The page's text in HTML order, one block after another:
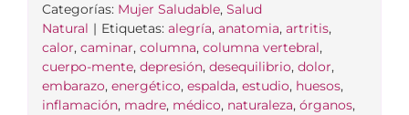
Categorías: Mujer Saludable, Salud
Natural | Etiquetas: alegría, anatomia, artritis,
calor, caminar, columna, columna vertebral,
cuerpo-mente, depresión, desequilibrio, dolor,
embarazo, energético, espalda, estudio, huesos,
inflamación, madre, médico, naturaleza, órganos,